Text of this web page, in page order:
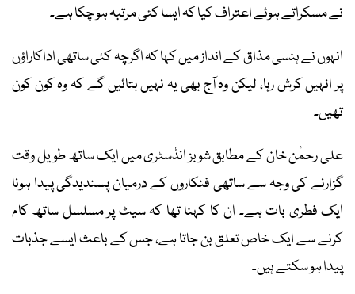
نے مسکراتے ہوئے اعتراف کیا کہ ایسا کئی مرتبہ ہو چکا ہے۔
انہوں نے ہنسی مذاق کے انداز میں کہا کہ اگرچہ کئی ساتھی اداکاراؤں
پر انہیں کرش رہا، لیکن وہ آج بھی یہ نہیں بتائیں گے کہ وہ کون کون
تھیں۔
علی رحمٰن خان کے مطابق شوبز انڈسٹری میں ایک ساتھ طویل وقت
گزارنے کی وجہ سے ساتھی فنکاروں کے درمیان پسندیدگی پیدا ہونا
ایک فطری بات ہے۔ ان کا کہنا تھا کہ سیٹ پر مسلسل ساتھ کام
کرنے سے ایک خاص تعلق بن جاتا ہے، جس کے باعث ایسے جذبات
پیدا ہو سکتے ہیں۔